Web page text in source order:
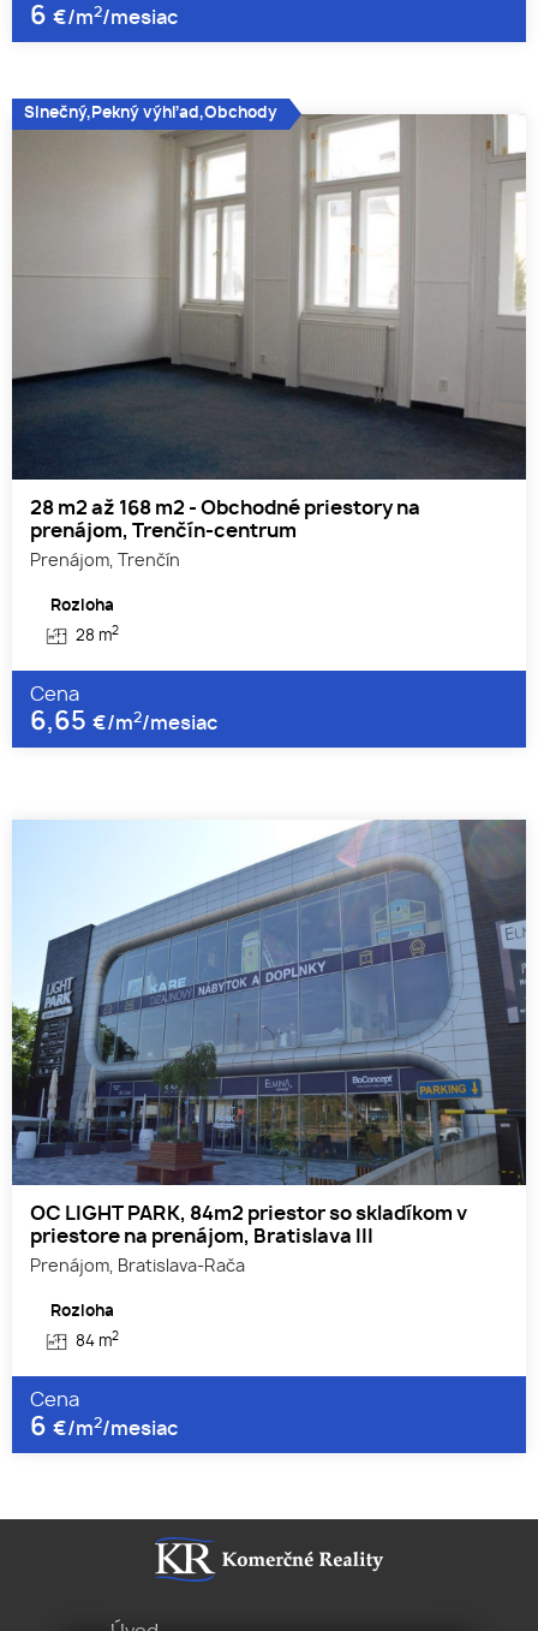
6 €/m2/mesiac
28 m2 až 168 m2 - Obchodné priestory na
prenájom, Trenčín-centrum
Prenájom, Trenčín
Rozloha
28 m2
Cena
6,65 €/m2/mesiac
Slnečný,Pekný výhľad,Obchody
OC LIGHT PARK, 84m2 priestor so skladíkom v
priestore na prenájom, Bratislava III
Prenájom, Bratislava-Rača
Rozloha
84 m2
Cena
6 €/m2/mesiac